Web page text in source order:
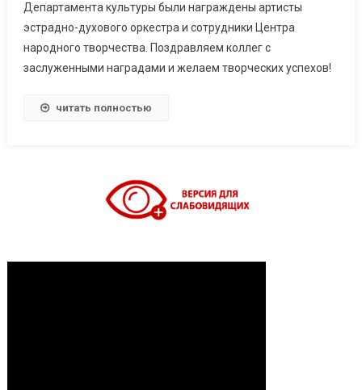
Департамента культуры были награждены артисты
эстрадно-духового оркестра и сотрудники Центра
народного творчества. Поздравляем коллег с
заслуженными наградами и желаем творческих успехов!
читать полностью